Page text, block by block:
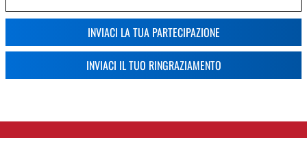
INVIACI LA TUA PARTECIPAZIONE
INVIACI IL TUO RINGRAZIAMENTO